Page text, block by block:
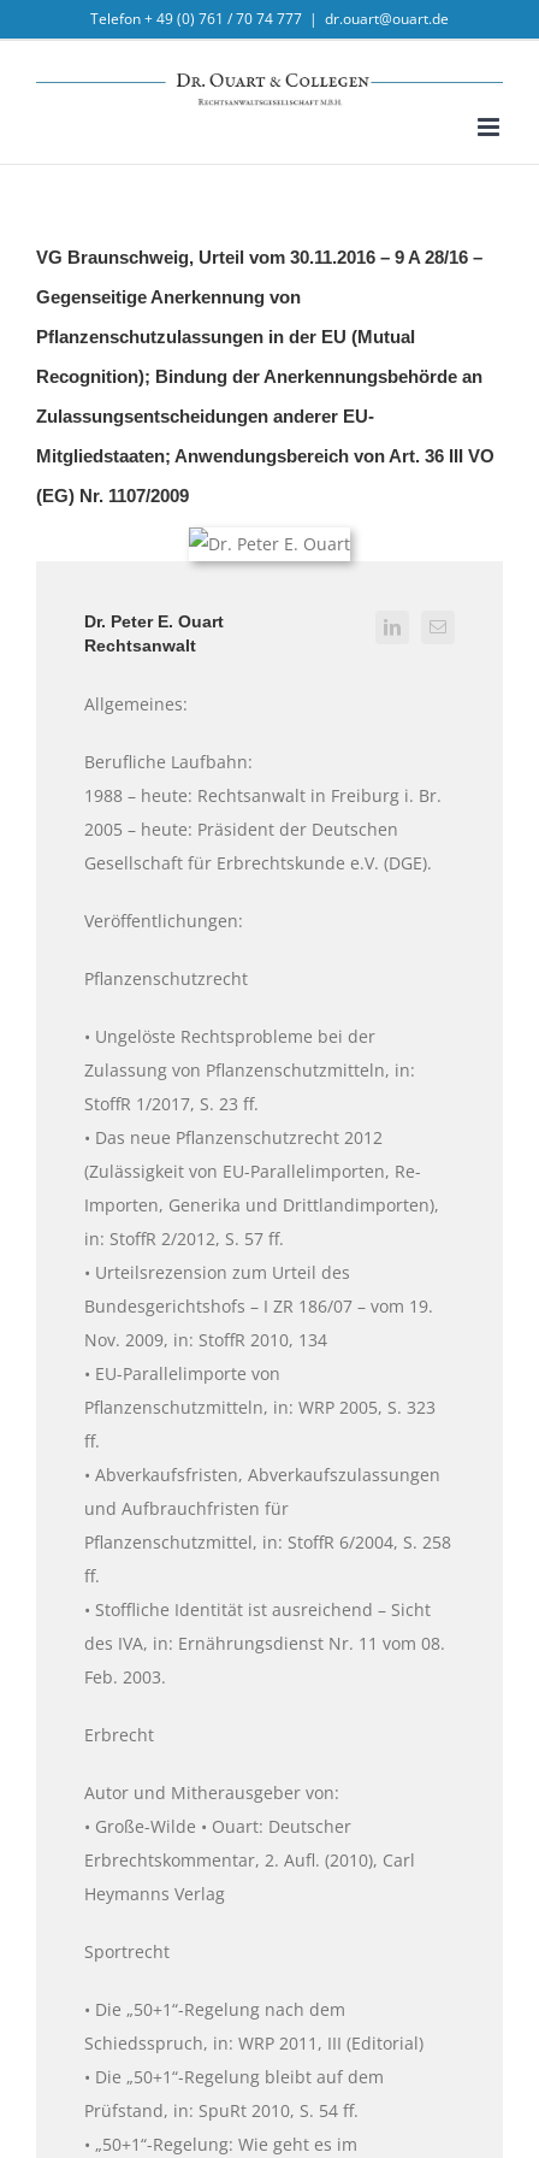
to
content
Telefon + 49 (0) 761 / 70 74 777 | dr.ouart@ouart.de
VG Braunschweig, Urteil vom 30.11.2016 – 9 A 28/16 –
Gegenseitige Anerkennung von
Pflanzenschutzulassungen in der EU (Mutual
Recognition); Bindung der Anerkennungsbehörde an
Zulassungsentscheidungen anderer EU-
Mitgliedstaaten; Anwendungsbereich von Art. 36 III VO
(EG) Nr. 1107/2009
Dr. Peter E. Ouart
Rechtsanwalt
Allgemeines:
Berufliche Laufbahn:
1988 – heute: Rechtsanwalt in Freiburg i. Br.
2005 – heute: Präsident der Deutschen
Gesellschaft für Erbrechtskunde e.V. (DGE).
Veröffentlichungen:
Pflanzenschutzrecht
• Ungelöste Rechtsprobleme bei der
Zulassung von Pflanzenschutzmitteln, in:
StoffR 1/2017, S. 23 ff.
• Das neue Pflanzenschutzrecht 2012
(Zulässigkeit von EU-Parallelimporten, Re-
Importen, Generika und Drittlandimporten),
in: StoffR 2/2012, S. 57 ff.
• Urteilsrezension zum Urteil des
Bundesgerichtshofs – I ZR 186/07 – vom 19.
Nov. 2009, in: StoffR 2010, 134
• EU-Parallelimporte von
Pflanzenschutzmitteln, in: WRP 2005, S. 323
ff.
• Abverkaufsfristen, Abverkaufszulassungen
und Aufbrauchfristen für
Pflanzenschutzmittel, in: StoffR 6/2004, S. 258
ff.
• Stoffliche Identität ist ausreichend – Sicht
des IVA, in: Ernährungsdienst Nr. 11 vom 08.
Feb. 2003.
Erbrecht
Autor und Mitherausgeber von:
• Große-Wilde • Ouart: Deutscher
Erbrechtskommentar, 2. Aufl. (2010), Carl
Heymanns Verlag
Sportrecht
• Die „50+1“-Regelung nach dem
Schiedsspruch, in: WRP 2011, III (Editorial)
• Die „50+1“-Regelung bleibt auf dem
Prüfstand, in: SpuRt 2010, S. 54 ff.
• „50+1“-Regelung: Wie geht es im